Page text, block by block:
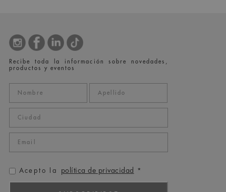
Recibe toda la información sobre novedades,
productos y eventos
Acepto la política de privacidad *